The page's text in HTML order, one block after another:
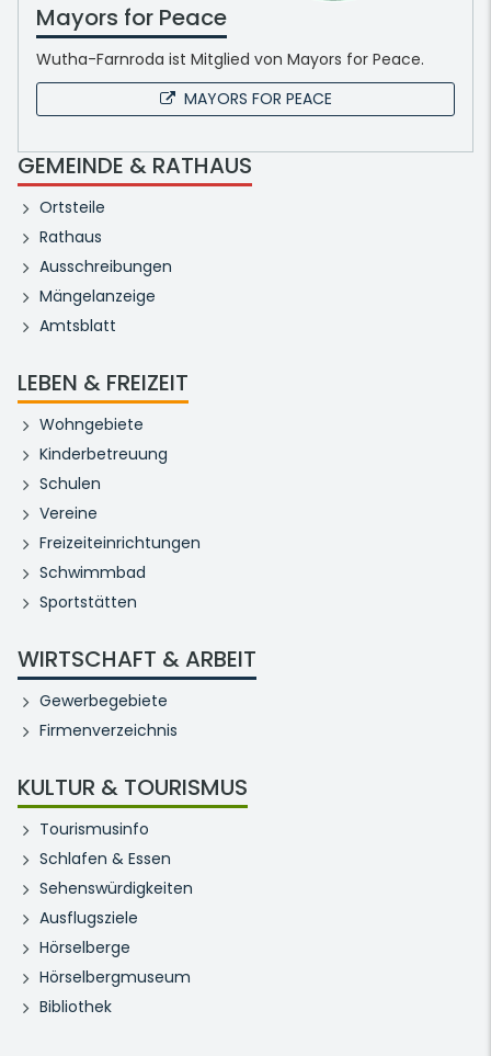
Mayors for Peace
Wutha-Farnroda ist Mitglied von Mayors for Peace.
MAYORS FOR PEACE
GEMEINDE & RATHAUS
Ortsteile
Rathaus
Ausschreibungen
Mängelanzeige
Amtsblatt
LEBEN & FREIZEIT
Wohngebiete
Kinderbetreuung
Schulen
Vereine
Freizeiteinrichtungen
Schwimmbad
Sportstätten
WIRTSCHAFT & ARBEIT
Gewerbegebiete
Firmenverzeichnis
KULTUR & TOURISMUS
Tourismusinfo
Schlafen & Essen
Sehenswürdigkeiten
Ausflugsziele
Hörselberge
Hörselbergmuseum
Bibliothek